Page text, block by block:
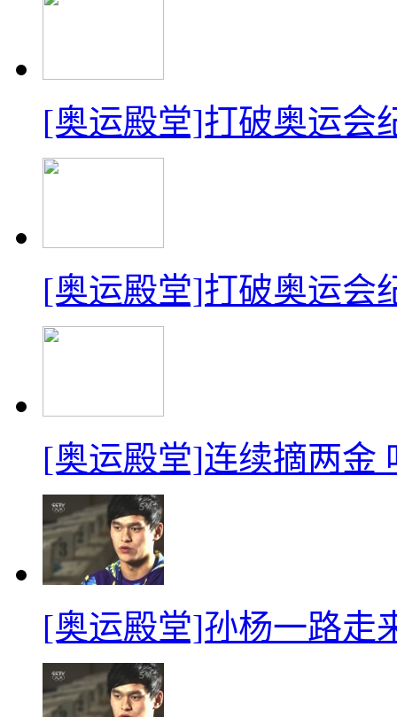
[奥运殿堂]打破奥运会
[奥运殿堂]打破奥运会
[奥运殿堂]连续摘两金
[奥运殿堂]孙杨一路走